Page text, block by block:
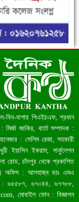
বিন-বাশার পিএইচএফ, প্রধান
জাকির, বার্তা সম্পাদক :
: সেলিম রেজা, সহকারী
ইয়াসিন ইকরাম, সার্কুলেশন
রোড, চাঁদপুর থেকে প্রকাশিত
অফিস : আলহাজ্ব ডাঃ এমএ
: ৬৫৫৮৭, ৬৭০৪৪, ৬৭৭৮৮,
, মোবাইল ফোন : বিজ্ঞাপন